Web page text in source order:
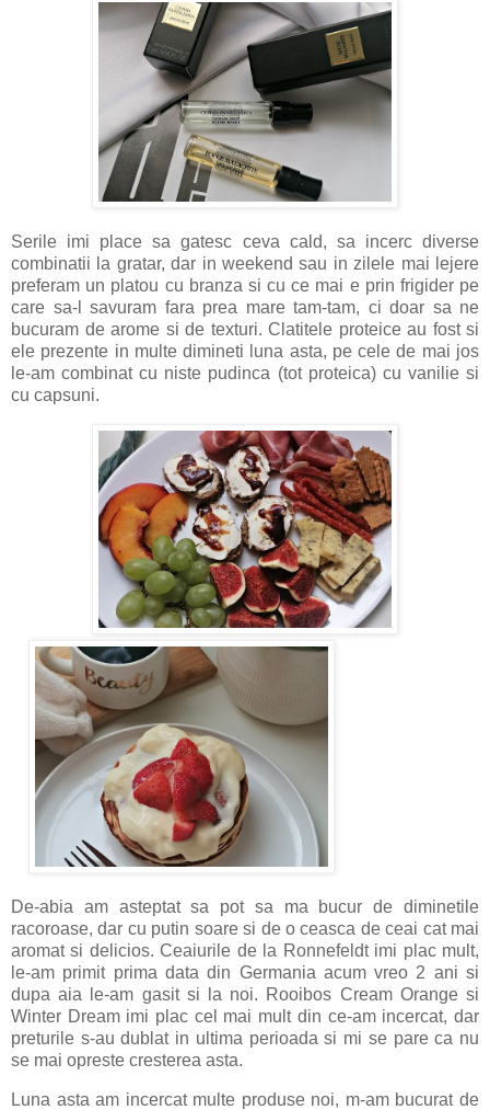
Serile imi place sa gatesc ceva cald, sa incerc diverse
combinatii la gratar, dar in weekend sau in zilele mai lejere
preferam un platou cu branza si cu ce mai e prin frigider pe
care sa-l savuram fara prea mare tam-tam, ci doar sa ne
bucuram de arome si de texturi. Clatitele proteice au fost si
ele prezente in multe dimineti luna asta, pe cele de mai jos
le-am combinat cu niste pudinca (tot proteica) cu vanilie si
cu capsuni.
De-abia am asteptat sa pot sa ma bucur de diminetile
racoroase, dar cu putin soare si de o ceasca de ceai cat mai
aromat si delicios. Ceaiurile de la Ronnefeldt imi plac mult,
le-am primit prima data din Germania acum vreo 2 ani si
dupa aia le-am gasit si la noi. Rooibos Cream Orange si
Winter Dream imi plac cel mai mult din ce-am incercat, dar
preturile s-au dublat in ultima perioada si mi se pare ca nu
se mai opreste cresterea asta.
Luna asta am incercat multe produse noi, m-am bucurat de